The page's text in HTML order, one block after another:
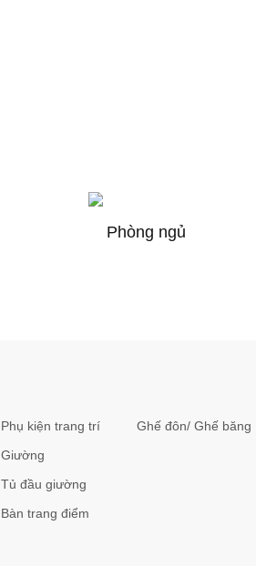
Phòng ngủ
Phụ kiện trang trí
Giường
Tủ đầu giường
Bàn trang điểm
Ghế đôn/ Ghế băng